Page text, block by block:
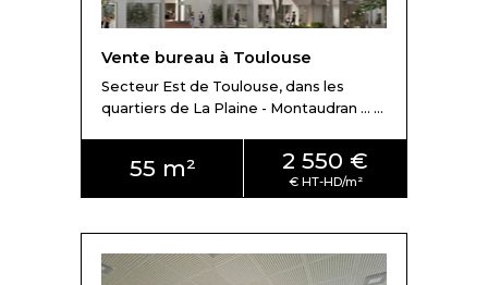
Vente bureau à Toulouse
Secteur Est de Toulouse, dans les
quartiers de La Plaine - Montaudran ... ...
55 m² 2 550 €